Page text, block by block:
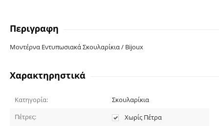
Περιγραφη
Μοντέρνα Εντυπωσιακά Σκουλαρίκια / Bijoux
Χαρακτηρηστικά
Κατηγορία:
Σκουλαρίκια
Πέτρες:
Χωρίς Πέτρα